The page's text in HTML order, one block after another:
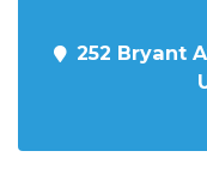
252 Bryant